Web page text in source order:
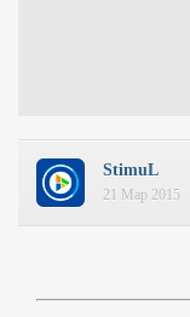
StimuL
21 Мар 2015